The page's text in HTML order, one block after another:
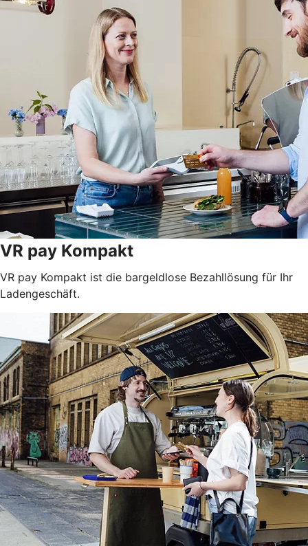
VR pay Kompakt
VR pay Kompakt ist die bargeldlose Bezahllösung für Ihr
Ladengeschäft.